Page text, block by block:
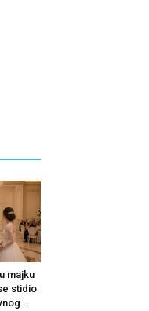
majku
stidio